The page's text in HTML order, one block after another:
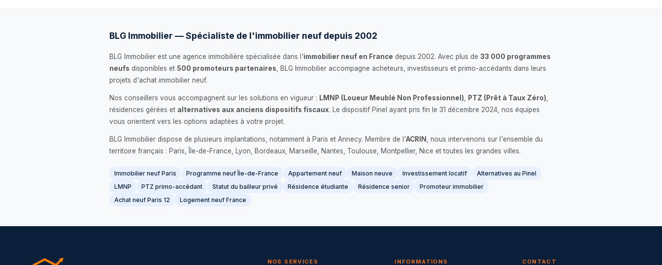
BLG Immobilier — Spécialiste de l'immobilier neuf depuis 2002
BLG Immobilier est une agence immobilière spécialisée dans l'immobilier neuf en France depuis 2002. Avec plus de 33 000 programmes
neufs disponibles et 500 promoteurs partenaires , BLG Immobilier accompagne acheteurs, investisseurs et primo-accédants dans leurs
projets d'achat immobilier neuf.
Nos conseillers vous accompagnent sur les solutions en vigueur : LMNP (Loueur Meublé Non Professionnel) PTZ (Prêt à Taux Zéro)
résidences gérées et alternatives aux anciens dispositifs fiscaux. Le dispositif Pinel ayant pris fin le 31 décembre 2024, nos équipes
vous orientent vers les options adaptées à votre projet.
BLG Immobilier dispose de plusieurs implantations, notamment à Paris et Annecy. Membre de l'ACRIN
, nous intervenons sur l'ensemble du
territoire français : Paris, Île-de-France, Lyon, Bordeaux, Marseille, Nantes, Toulouse, Montpellier, Nice et toutes les grandes villes.
Immobilier neuf Paris Programme neuf Île-de-France Appartement neuf Maison neuve Investissement locatif
Alternatives au Pinel
LMNP
PTZ primo-accédant Statut du bailleur privé Résidence étudiante Résidence senior
Promoteur immobilier
Achat neuf Paris 12
Logement neuf France
NOS SERVICES INFORMATIONS CONTACT